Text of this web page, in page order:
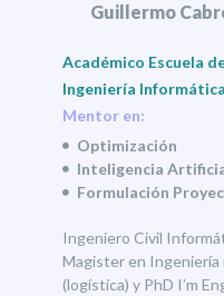
Guillermo
Académico Escuela
Ingeniería Informática
Mentor en:
Optimización
Inteligencia
Formulación
Ingeniero Civil
Magister en Ingeniería
(logística) y PhD I’m